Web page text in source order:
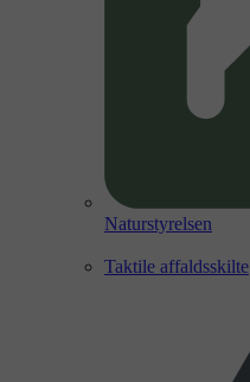
Naturstyrelsen
Taktile affaldsskilte